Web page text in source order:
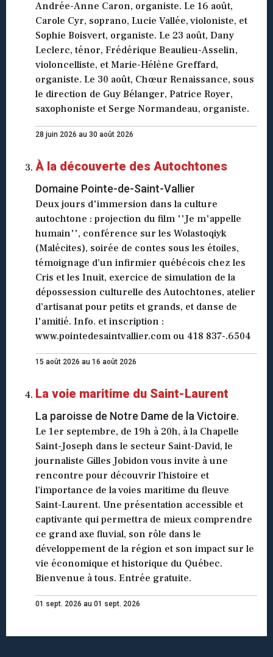
Andrée-Anne Caron, organiste. Le 16 août,
Carole Cyr, soprano, Lucie Vallée, violoniste, et
Sophie Boisvert, organiste. Le 23 août, Dany
Leclerc, ténor, Frédérique Beaulieu-Asselin,
violoncelliste, et Marie-Hélène Greffard,
organiste. Le 30 août, Chœur Renaissance, sous
le direction de Guy Bélanger, Patrice Royer,
saxophoniste et Serge Normandeau, organiste.
28 juin 2026 au 30 août 2026
À la découverte des Autochtones
Domaine Pointe-de-Saint-Vallier
Deux jours d'immersion dans la culture
autochtone : projection du film ''Je m'appelle
humain'', conférence sur les Wolastoqiyk
(Malécites), soirée de contes sous les étoiles,
témoignage d’un infirmier québécois chez les
Cris et les Inuit, exercice de simulation de la
dépossession culturelle des Autochtones, atelier
d’artisanat pour petits et grands, et danse de
l'amitié. Info. et inscription :
www.pointedesaintvallier.com ou 418 837-.6504
15 août 2026 au 16 août 2026
La voie maritime du Saint-Laurent
La paroisse de Notre Dame de la Victoire.
Le 1er septembre, de 19h à 20h, à la Chapelle
Saint-Joseph dans le secteur Saint-David, le
journaliste Gilles Jobidon vous invite à une
rencontre pour découvrir l’histoire et
l’importance de la voies maritime du fleuve
Saint-Laurent. Une présentation accessible et
captivante qui permettra de mieux comprendre
ce grand axe fluvial, son rôle dans le
développement de la région et son impact sur le
vie économique et historique du Québec.
Bienvenue à tous. Entrée gratuite.
01 sept. 2026 au 01 sept. 2026